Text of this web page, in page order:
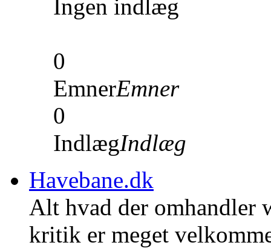
Ingen indlæg
0
EmnerEmner
0
IndlægIndlæg
Havebane.dk
Alt hvad der omhandler
kritik er meget